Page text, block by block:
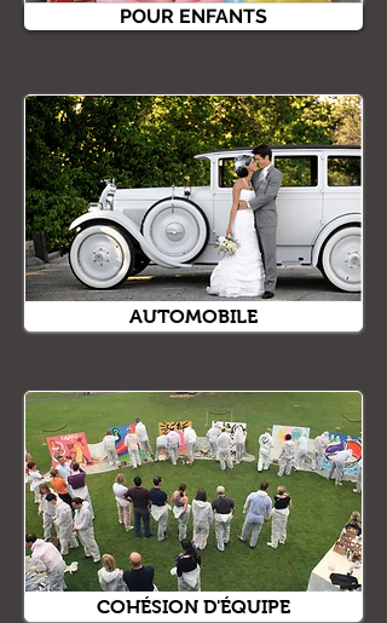
POUR ENFANTS
AUTOMOBILE
COHÉSION D'ÉQUIPE